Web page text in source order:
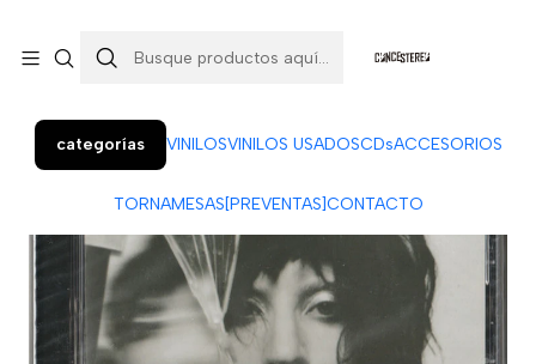
categorías VINILOSVINILOS USADOSCDsACCESORIOS
TORNAMESAS[PREVENTAS]CONTACTO